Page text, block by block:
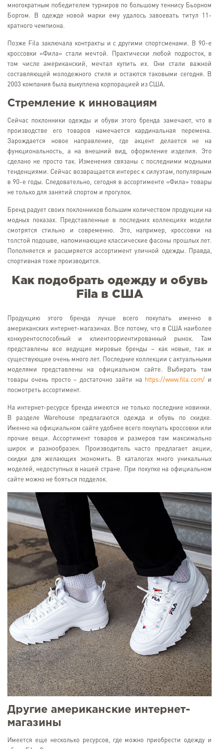
многократным победителем турниров по большому теннису Бьорном
Боргом. В одежде новой марки ему удалось завоевать титул 11-
кратного чемпиона.
Позже Fila заключала контракты и с другими спортсменами. В 90-е
кроссовки «Фила» стали мечтой. Практически любой подросток, в
том числе американский, мечтал купить их. Они стали важной
составляющей молодежного стиля и остаются таковыми сегодня. В
2003 компания была выкуплена корпорацией из США.
Стремление к инновациям
Сейчас поклонники одежды и обуви этого бренда замечают, что в
производстве его товаров намечается кардинальная перемена.
Зарождается новое направление, где акцент делается не на
функциональность, а на внешний вид, оформление изделия. Это
сделано не просто так. Изменения связаны с последними модными
тенденциями. Сейчас возвращается интерес к силуэтам, популярным
в 90-е годы. Следовательно, сегодня в ассортименте «Фила» товары
не только для занятий спортом и прогулок.
Бренд радует своих поклонников большим количеством продукции на
модных показах. Представленные в последних коллекциях модели
смотрятся стильно и современно. Это, например, кроссовки на
толстой подошве, напоминающие классические фасоны прошлых лет.
Пополняется и расширяется ассортимент уличной одежды. Правда,
спортивная тоже производится.
Как подобрать одежду и обувь
Fila в США
Продукцию этого бренда лучше всего покупать именно в
американских интернет-магазинах. Все потому, что в США наиболее
конкурентоспособный и клиентоориентированный рынок. Там
представлены все ведущие мировые бренды – как новые, так и
существующие очень много лет. Последние коллекции с актуальными
моделями представлены на официальном сайте. Выбирать там
товары очень просто – достаточно зайти на
https://www.fila.com/ и
посмотреть ассортимент.
На интернет-ресурсе бренда имеются не только последние новинки.
В разделе Warehouse предлагаются одежда и обувь по скидке.
Именно на официальном сайте удобнее всего покупать кроссовки или
прочие вещи. Ассортимент товаров и размеров там максимально
широк и разнообразен. Производитель часто предлагает акции,
скидки для желающих экономить. В каталогах много уникальных
моделей, недоступных в нашей стране. При покупке на официальном
сайте можно не бояться подделок.
Другие американские интернет-
магазины
Имеется еще несколько ресурсов, где можно приобрести одежду и